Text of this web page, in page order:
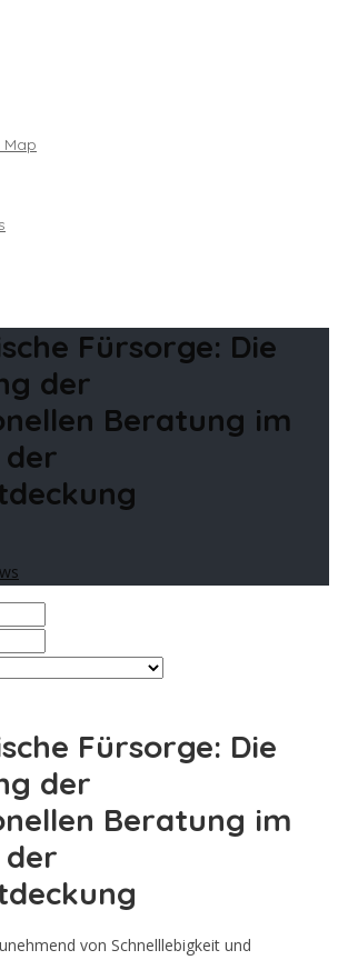
Map
Fürsorge: Die
der
Beratung im
Fürsorge: Die
der
Beratung im
von Schnelllebigkeit und